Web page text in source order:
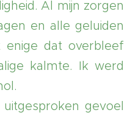
Al mijn zorgen
en alle geluiden
enige dat overbleef
kalmte. Ik werd
gevoel